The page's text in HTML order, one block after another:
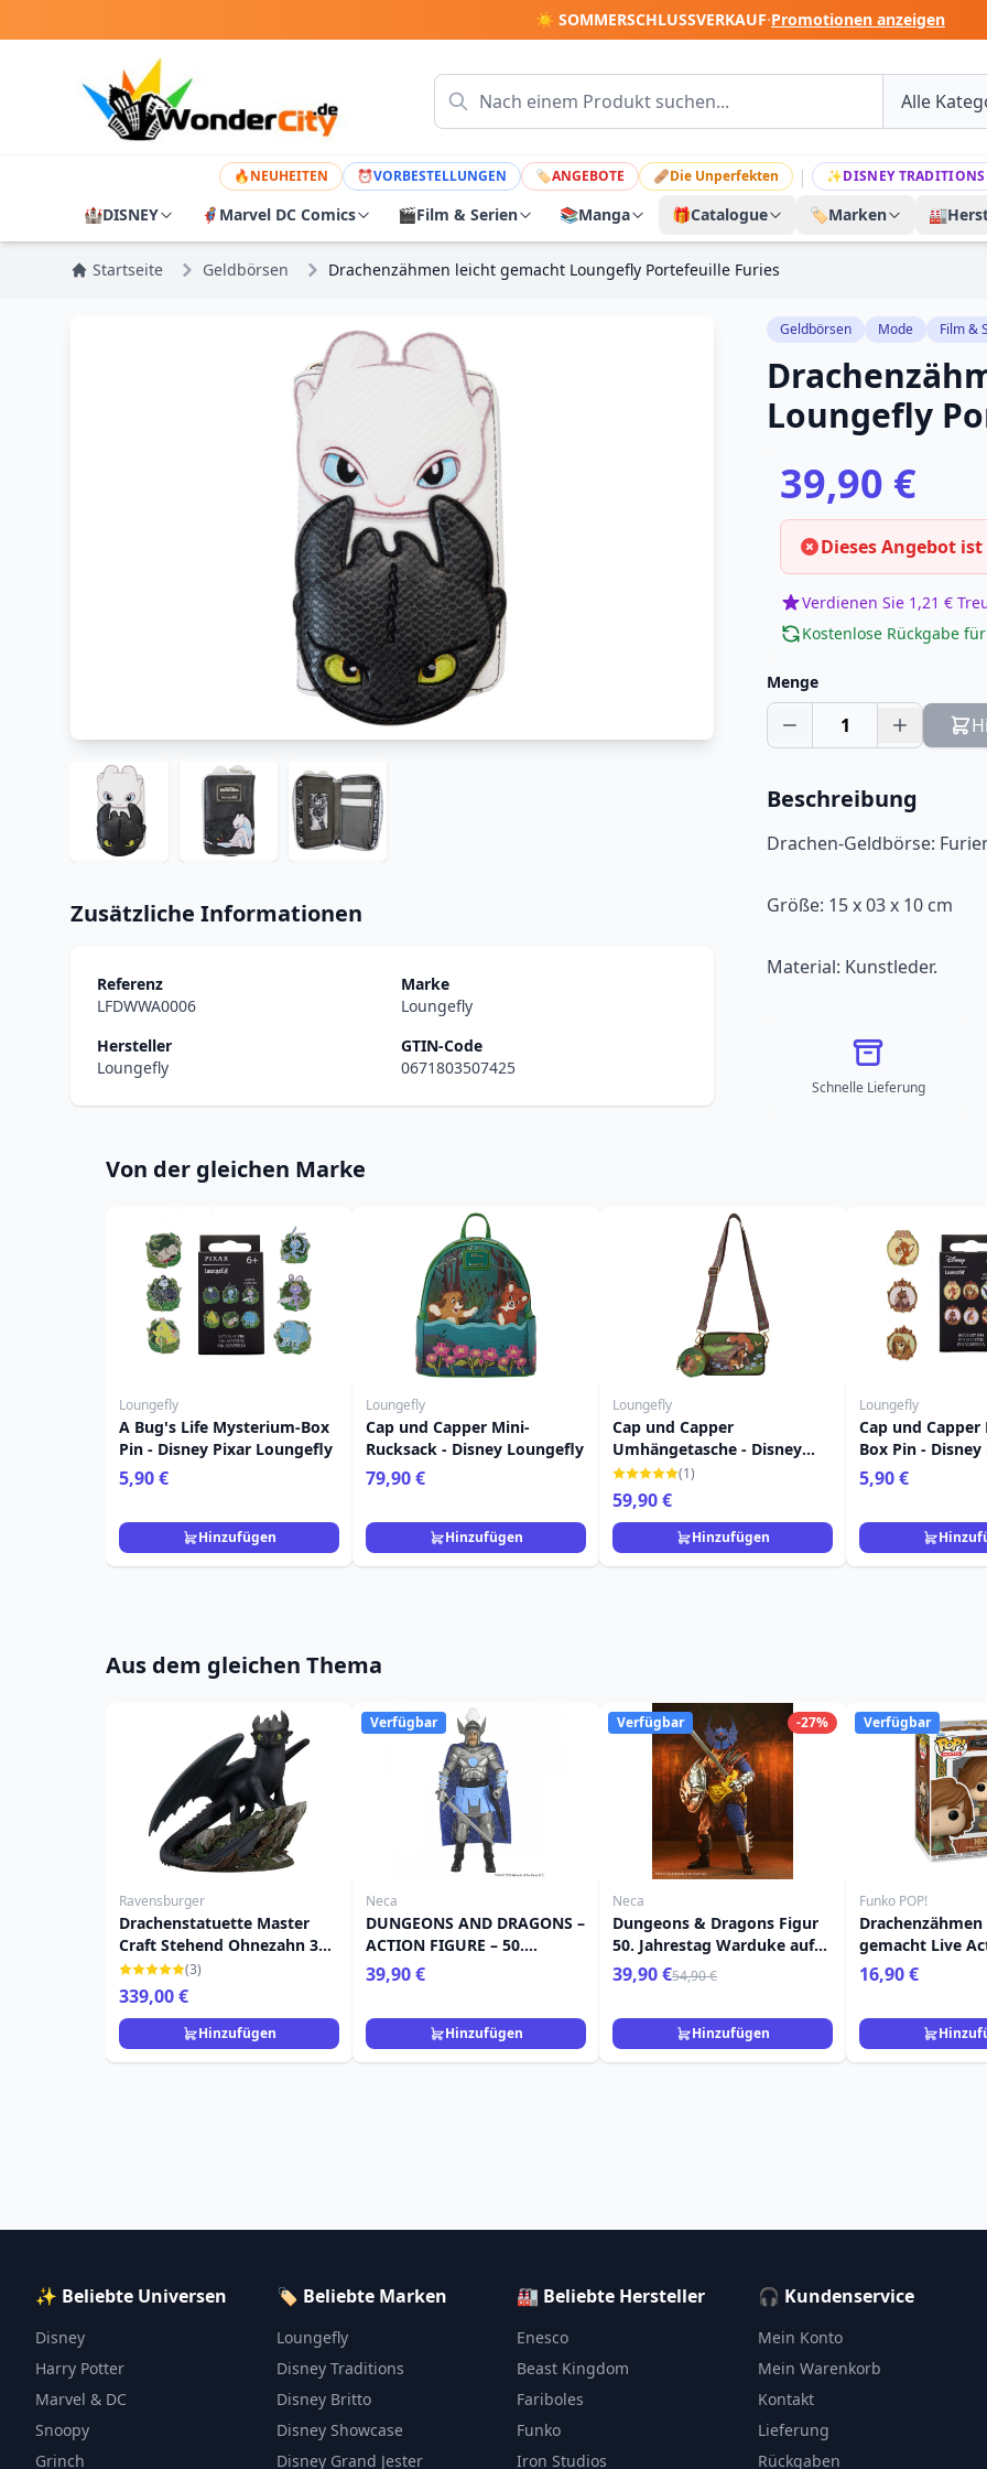
☀️ SOMMERSCHLUSSVERKAUF·Promotionen anzeigen
🔥NEUHEITEN ⏰VORBESTELLUNGEN 🏷ANGEBOTE 🩹Die Unperfekten | ✨DISNEY TRADITIONS
🏰DISNEY 🦸 Marvel DC Comics 🎬Film & Serien 📚Manga 🎁Catalogue 🏷️Marken 🏭
Startseite Geldbörsen Drachenzähmen leicht gemacht Loungefly Portefeuille Furies
Zusätzliche Informationen
Referenz
LFDWWA0006
Marke
Loungefly
Hersteller
Loungefly
GTIN-Code
0671803507425
Geldbörsen Mode Film &
Loungefly
39,90 €
Dieses Angebot
Verdienen Sie 1,21 €
Kostenlose Rückgabe
Menge
1
Beschreibung
Drachen-Geldbörse:
Größe: 15 x 03 x 10 cm
Material: Kunstleder.
Schnelle Lieferung
Von der gleichen Marke
Loungefly
A Bug's Life Mysterium-Box
Pin - Disney Pixar Loungefly
5,90 €
Hinzufügen
Loungefly
Cap und Capper Mini-
Rucksack - Disney Loungefly
79,90 €
Hinzufügen
Loungefly
Cap und Capper
Umhängetasche - Disney
Loungefly(1)
59,90 €
Hinzufügen
Loungefly
Cap und
Box Pin -
5,90 €
Aus dem gleichen Thema
Ravensburger
Drachenstatuette Master
Craft Stehend Ohnezahn 31
cm
(3)
339,00 €
Hinzufügen
Verfügbar
Neca
DUNGEONS AND DRAGONS –
ACTION FIGURE – 50.
JAHRESTAG STRONGHEART
39,90 €
Hinzufügen
-27%
Verfügbar
Neca
Dungeons & Dragons Figur
50. Jahrestag Warduke auf
Blisterkarte 18 cm
39,90 €54,90 €
Hinzufügen
Verfügbar
Funko POP!
gemacht Live
1790 Hicks
16,90 €
✨ Beliebte Universen
Disney
Harry Potter
Marvel & DC
Snoopy
Grinch
🏷️ Beliebte Marken
Loungefly
Disney Traditions
Disney Britto
Disney Showcase
Disney Grand Jester
🏭 Beliebte Hersteller
Enesco
Beast Kingdom
Fariboles
Funko
Iron Studios
🎧 Kundenservice
Mein Konto
Mein Warenkorb
Kontakt
Lieferung
Rückgaben